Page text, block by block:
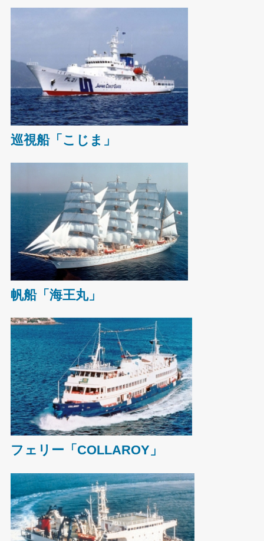
巡視船「こじま」
帆船「海王丸」
フェリー「COLLAROY」